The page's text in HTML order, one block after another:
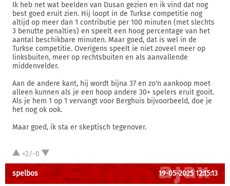
Ik heb net wat beelden van Dusan gezien en ik vind dat nog
best goed eruit zien. Hij loopt in de Turkse competitie nog
altijd op meer dan 1 contributie per 100 minuten (met slechts
3 benutte penalties) en speelt een hoog percentage van het
aantal beschikbare minuten. Maar goed, dat is wel in de
Turkse competitie. Overigens speelt ie niet zoveel meer op
linksbuiten, meer op rechtsbuiten en als aanvallende
middenvelder.
Aan de andere kant, hij wordt bijna 37 en zo'n aankoop moet
alleen kunnen als je een hoop andere 30+ spelers eruit gooit.
Als je hem 1 op 1 vervangt voor Berghuis bijvoorbeeld, doe je
het nog ok ook.
Maar goed, ik sta er skeptisch tegenover.
+2/-0
spelbos 19-05-2025 12:15:13